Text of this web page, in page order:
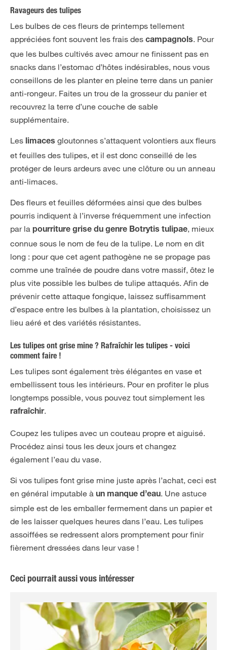
Ravageurs des tulipes
Les bulbes de ces fleurs de printemps tellement
appréciées font souvent les frais des campagnols. Pour
que les bulbes cultivés avec amour ne finissent pas en
snacks dans l’estomac d’hôtes indésirables, nous vous
conseillons de les planter en pleine terre dans un panier
anti-rongeur. Faites un trou de la grosseur du panier et
recouvrez la terre d’une couche de sable
supplémentaire.
Les limaces gloutonnes s’attaquent volontiers aux fleurs
et feuilles des tulipes, et il est donc conseillé de les
protéger de leurs ardeurs avec une clôture ou un anneau
anti-limaces.
Des fleurs et feuilles déformées ainsi que des bulbes
pourris indiquent à l’inverse fréquemment une infection
par la pourriture grise du genre Botrytis tulipae, mieux
connue sous le nom de feu de la tulipe. Le nom en dit
long : pour que cet agent pathogène ne se propage pas
comme une traînée de poudre dans votre massif, ôtez le
plus vite possible les bulbes de tulipe attaqués. Afin de
prévenir cette attaque fongique, laissez suffisamment
d’espace entre les bulbes à la plantation, choisissez un
lieu aéré et des variétés résistantes.
Les tulipes ont grise mine ? Rafraîchir les tulipes - voici
comment faire !
Les tulipes sont également très élégantes en vase et
embellissent tous les intérieurs. Pour en profiter le plus
longtemps possible, vous pouvez tout simplement les
rafraîchir.
Coupez les tulipes avec un couteau propre et aiguisé.
Procédez ainsi tous les deux jours et changez
également l’eau du vase.
Si vos tulipes font grise mine juste après l’achat, ceci est
en général imputable à un manque d’eau. Une astuce
simple est de les emballer fermement dans un papier et
de les laisser quelques heures dans l’eau. Les tulipes
assoiffées se redressent alors promptement pour finir
fièrement dressées dans leur vase !
Ceci pourrait aussi vous intéresser